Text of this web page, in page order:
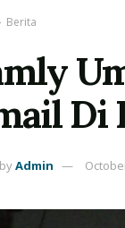
Berita
Di
byAdmin